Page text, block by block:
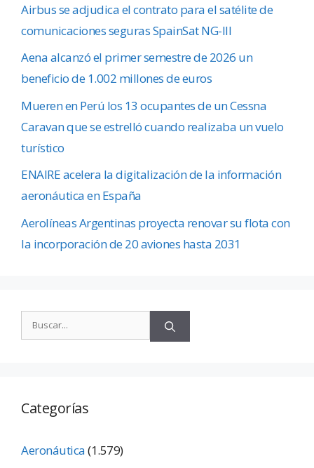
Airbus se adjudica el contrato para el satélite de
comunicaciones seguras SpainSat NG-III
Aena alcanzó el primer semestre de 2026 un
beneficio de 1.002 millones de euros
Mueren en Perú los 13 ocupantes de un Cessna
Caravan que se estrelló cuando realizaba un vuelo
turístico
ENAIRE acelera la digitalización de la información
aeronáutica en España
Aerolíneas Argentinas proyecta renovar su flota con
la incorporación de 20 aviones hasta 2031
Categorías
Aeronáutica(1.579)